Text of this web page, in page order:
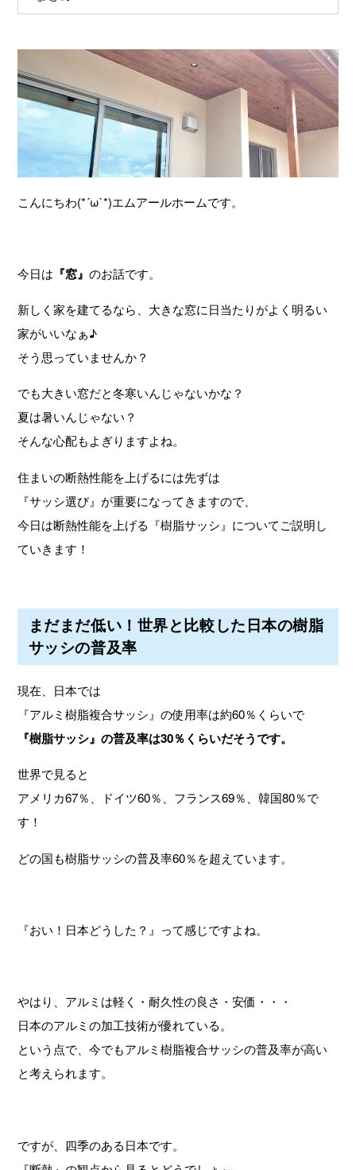
こんにちわ(*´ω`*)エムアールホームです。
今日は 『窓』のお話です。
新しく家を建てるなら、大きな窓に日当たりがよく明るい
家がいいなぁ♪
そう思っていませんか？
でも大きい窓だと冬寒いんじゃないかな？
夏は暑いんじゃない？
そんな心配もよぎりますよね。
住まいの断熱性能を上げるには先ずは
『サッシ選び』が重要になってきますので、
今日は断熱性能を上げる『樹脂サッシ』についてご説明し
ていきます！
まだまだ低い！世界と比較した日本の樹脂
サッシの普及率
現在、日本では
『アルミ樹脂複合サッシ』の使用率は約60％くらいで
『樹脂サッシ』の普及率は30％くらいだそうです。
世界で見ると
アメリカ67％、ドイツ60％、フランス69％、韓国80％で
す！
どの国も樹脂サッシの普及率60％を超えています。
『おい！日本どうした？』って感じですよね。
やはり、アルミは軽く・耐久性の良さ・安価・・・
日本のアルミの加工技術が優れている。
という点で、今でもアルミ樹脂複合サッシの普及率が高い
と考えられます。
ですが、四季のある日本です。